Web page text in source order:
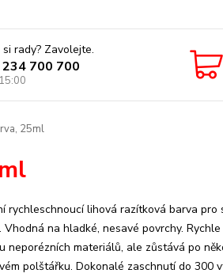
rady? Zavolejte.
700 700
25ml
rychleschnoucí lihová razítková barva pro
Vhodná na hladké, nesavé povrchy.
neporézních materiálů, ale zůstává po
polštářku. Dokonalé zaschnutí do 300